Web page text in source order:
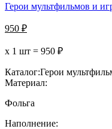
Герои мультфильмов и
950 ₽
х 1 шт = 950 ₽
Каталог:Герои
Материал:
Фольга
Наполнение: